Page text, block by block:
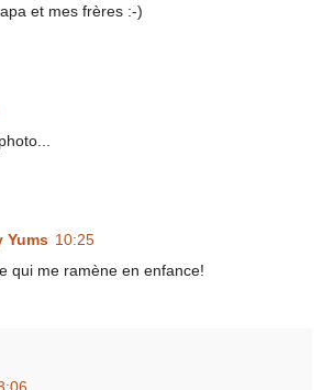
et mes frères :-)
Yums 10:25
qui me ramène en enfance!